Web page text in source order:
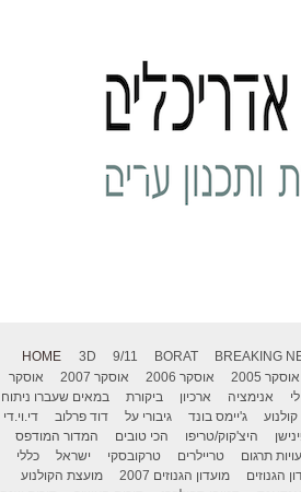
HOME 3D 9/11 BORAT BREAKING
אוסקר 2005 אוסקר 2006 אוסקר 2007
אוסקר
אנימציה ארכיון ביקורת
במאים שעברו ניתוח
ג'יימס בונד גיבורי על דוד פרלוב
די.וי.די
היצ'קוק/טריפו הכי טובים
המדור המודפס
תרגום טריילרים טרקובסקי ישראל
כללי
הגנוזים מועדון הגנוזים 2007
מועצת הקולנוע